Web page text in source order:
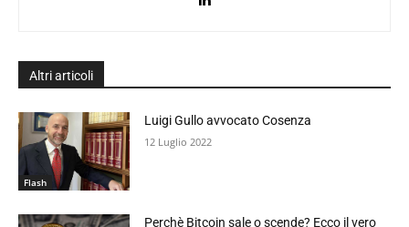
Altri articoli
Flash
Luigi Gullo avvocato Cosenza
12 Luglio 2022
Perchè Bitcoin sale o scende? Ecco il vero